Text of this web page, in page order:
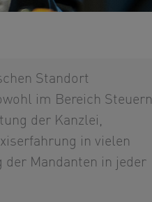
Standort
im Bereich Steuern
der Kanzlei,
in vielen
Mandanten in jeder